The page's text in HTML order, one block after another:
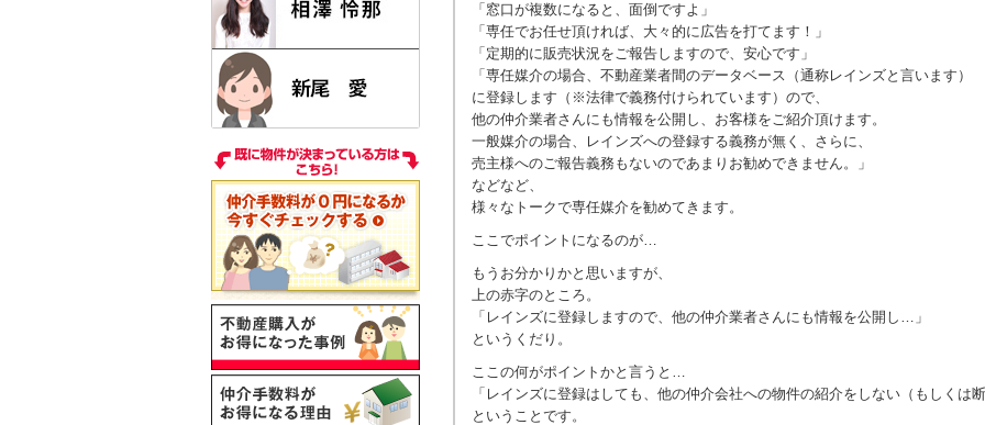
「窓口が複数になると、面倒ですよ」
「専任でお任せ頂ければ、大々的に広告を打てます！」
「定期的に販売状況をご報告しますので、安心です」
「専任媒介の場合、不動産業者間のデータベース（通称レインズと言います）
に登録します（※法律で義務付けられています）ので、
他の仲介業者さんにも情報を公開し、お客様をご紹介頂けます。
一般媒介の場合、レインズへの登録する義務が無く、さらに、
売主様へのご報告義務もないのであまりお勧めできません。」
などなど、
様々なトークで専任媒介を勧めてきます。
ここでポイントになるのが…
もうお分かりかと思いますが、
上の赤字のところ。
「レインズに登録しますので、他の仲介業者さんにも情報を公開し…」
というくだり。
ここの何がポイントかと言うと…
「レインズに登録はしても、他の仲介会社への物件の紹介をしない（もしくは
ということです。